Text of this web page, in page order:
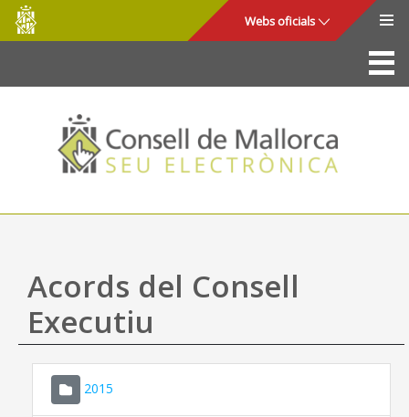
Salta al contingut principal
Consell
de
Mallorca
Webs oficials
La Seu
Consell de Mallorca
Accés i seguretat
Utilitats
Ajuda
Acords del Consell
Executiu
2015